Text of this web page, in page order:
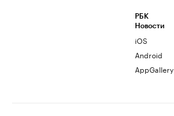
РБК
Новости
iOS
Android
AppGallery